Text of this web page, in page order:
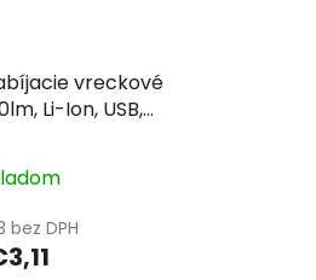
vreckové
Li-Ion, USB,
bez DPH